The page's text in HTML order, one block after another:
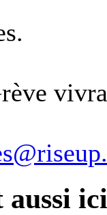
aussi ici